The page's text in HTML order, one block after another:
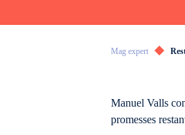
Mag expert
Manuel Valls
promesses